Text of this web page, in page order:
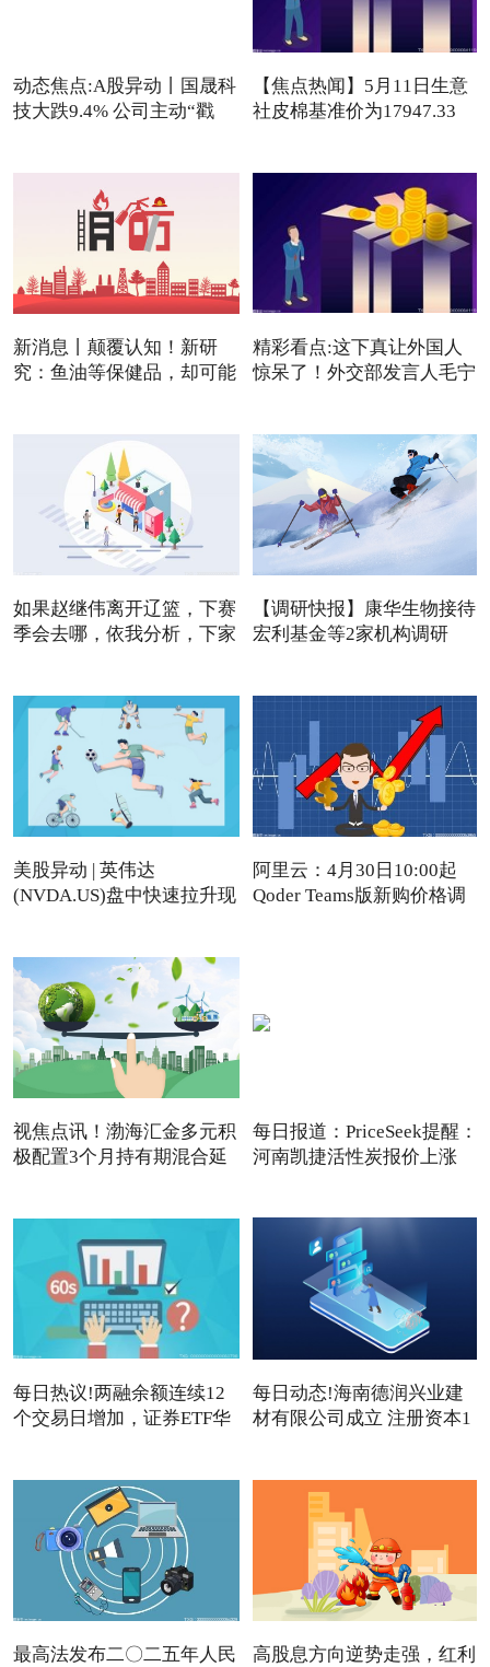
动态焦点:A股异动丨国晟科
技大跌9.4% 公司主动“戳
【焦点热闻】5月11日生意
社皮棉基准价为17947.33
新消息丨颠覆认知！新研
究：鱼油等保健品，却可能
精彩看点:这下真让外国人
惊呆了！外交部发言人毛宁
如果赵继伟离开辽篮，下赛
季会去哪，依我分析，下家
【调研快报】康华生物接待
宏利基金等2家机构调研
美股异动 | 英伟达
(NVDA.US)盘中快速拉升现
阿里云：4月30日10:00起
Qoder Teams版新购价格调
视焦点讯！渤海汇金多元积
极配置3个月持有期混合延
每日报道：PriceSeek提醒：
河南凯捷活性炭报价上涨
每日热议!两融余额连续12
个交易日增加，证券ETF华
每日动态!海南德润兴业建
材有限公司成立 注册资本1
最高法发布二〇二五年人民
高股息方向逆势走强，红利